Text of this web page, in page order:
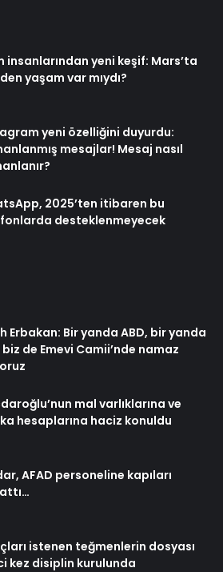
insanlarından yeni keşif: Mars’ta
yaşam var mıydı?
yeni özelliğini duyurdu:
mesajlar! Mesaj nasıl
2025’ten itibaren bu
desteklenmeyecek
Erbakan: Bir yanda ABD, bir yanda
biz de Emevi Camii’nde namaz
mal varlıklarına ve
hesaplarına haciz konuldu
AFAD personeline kapıları
istenen teğmenlerin dosyası
kez disiplin kurulunda